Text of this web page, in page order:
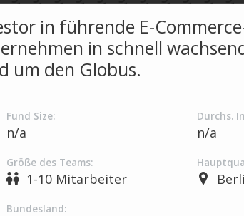
in führende E-
in schnell
um den Globus.
Fund Size:
n/a
Durchs.
n/a
Größe des Teams:
1-10 Mitarbeiter
Bundesland: